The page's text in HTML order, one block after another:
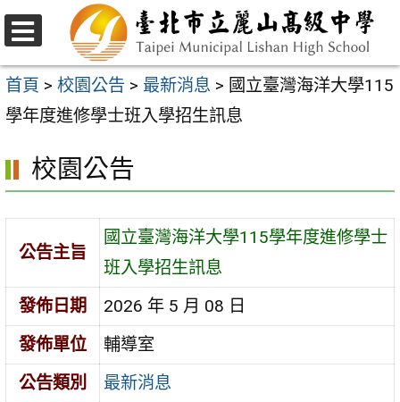
跳
至
主
要
容
區
選
單
首頁 > 校園公告 > 最新消息 > 國立臺灣海洋大學115
學年度進修學士班入學招生訊息
校園公告
公告主旨
國立臺灣海洋大學115學年度進修學士
班入學招生訊息
發佈日期
2026 年 5 月 08 日
發佈單位
輔導室
公告類別
最新消息